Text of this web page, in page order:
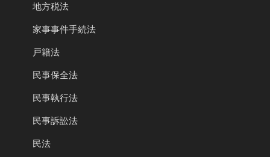
地方税法
家事事件手続法
戸籍法
民事保全法
民事執行法
民事訴訟法
民法